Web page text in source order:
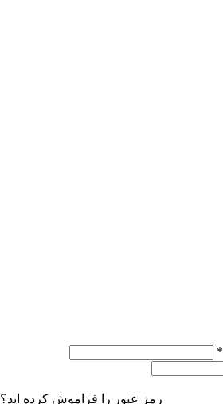
*
رمز عبور را فراموش کرده اید؟